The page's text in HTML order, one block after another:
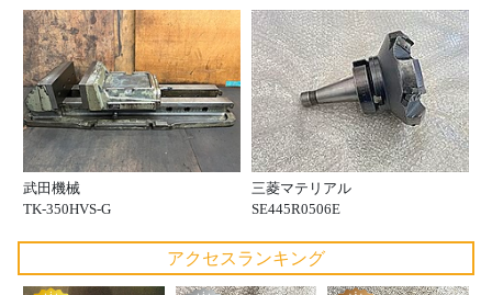
武田機械
TK-350HVS-G
三菱マテリアル
SE445R0506E
アクセスランキング